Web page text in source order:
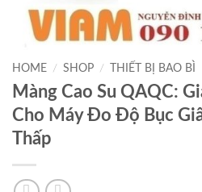
HOME / SHOP / THIẾT BỊ BAO BÌ
Màng Cao Su QAQC:
Cho Máy Đo Độ Bục
Thấp